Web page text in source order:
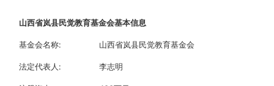
山西省岚县民觉教育基金会基本信息
基金会名称: 山西省岚县民觉教育基金会
法定代表人: 李志明